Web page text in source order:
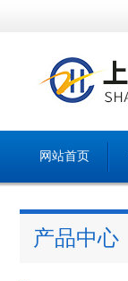
网站首页
产品中心